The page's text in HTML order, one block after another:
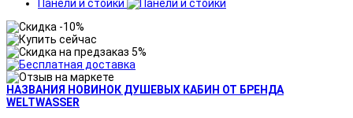
Панели и стойки
НАЗВАНИЯ НОВИНОК ДУШЕВЫХ КАБИН ОТ БРЕНДА
WELTWASSER